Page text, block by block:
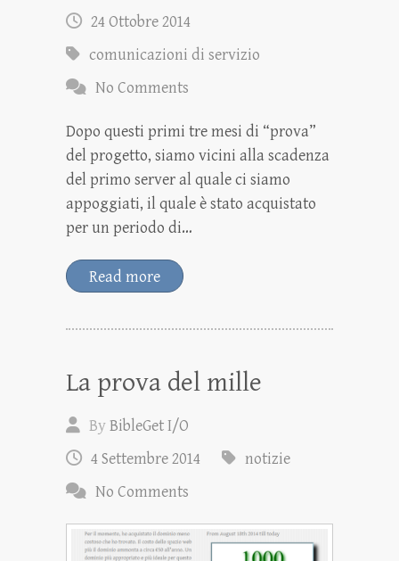
24 Ottobre 2014
comunicazioni di servizio
No Comments
Dopo questi primi tre mesi di “prova”
del progetto, siamo vicini alla scadenza
del primo server al quale ci siamo
appoggiati, il quale è stato acquistato
per un periodo di…
Read more
La prova del mille
ByBibleGet I/O
4 Settembre 2014
notizie
No Comments